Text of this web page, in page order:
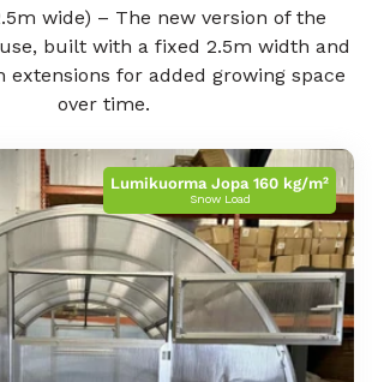
wide) – The new version of the
built with a fixed 2.5m width and
extensions for added growing space
over time.
Lumikuorma Jopa 160 kg/m²
Snow Load